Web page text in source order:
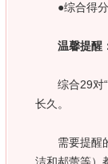
●综合得
温馨提醒
综合29对“
长久。
需要提醒的